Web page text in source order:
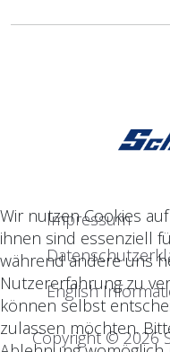
Impressum
English
Copyright © 2026
Wir nutzen Cookies
ihnen sind essenziell
während andere uns
Nutzererfahrung zu
können selbst
zulassen möchten.